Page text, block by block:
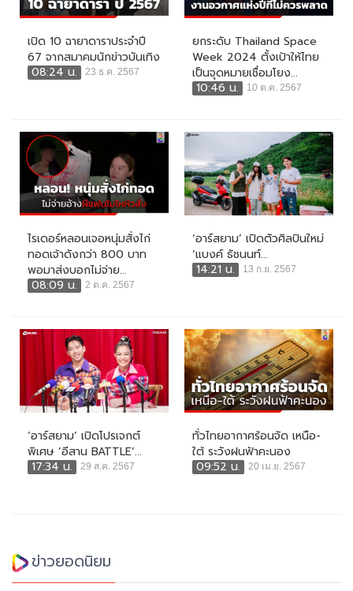
เปิด 10 ฉายาดาราประจำปี
67 จากสมาคมนักข่าวบันเทิง
08:24 น.
23 ธ.ค. 2567
ยกระดับ Thailand Space
Week 2024 ตั้งเป้าให้ไทย
เป็นจุดหมายเชื่อมโยง...
10:46 น.
10 ต.ค. 2567
ไรเดอร์หลอนเจอหนุ่มสั่งไก่
ทอดเจ้าดังกว่า 800 บาท
พอมาส่งบอกไม่จ่าย...
08:09 น.
2 ต.ค. 2567
‘อาร์สยาม’ เปิดตัวศิลปินใหม่
‘แบงค์ ธัชนนท์...
14:21 น.
13 ก.ย. 2567
‘อาร์สยาม’ เปิดโปรเจกต์
พิเศษ ‘อีสาน BATTLE’...
17:34 น.
29 ส.ค. 2567
ทั่วไทยอากาศร้อนจัด เหนือ-
ใต้ ระวังฝนฟ้าคะนอง
09:52 น.
20 เม.ย. 2567
ข่าวยอดนิยม